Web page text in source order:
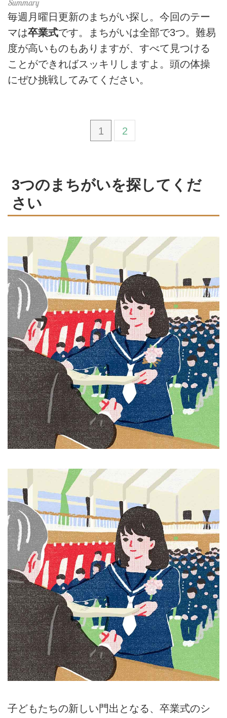
毎週月曜日更新のまちがい探し。今回のテー
マは卒業式です。まちがいは全部で3つ。難易
度が高いものもありますが、すべて見つける
ことができればスッキリしますよ。頭の体操
にぜひ挑戦してみてください。
1 2
3つのまちがいを探してくだ
さい
子どもたちの新しい門出となる、卒業式のシ